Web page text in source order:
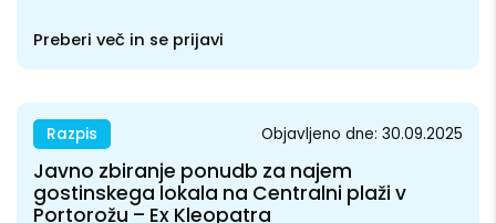
Preberi več in se prijavi
Razpis Objavljeno dne: 30.09.2025
Javno zbiranje ponudb za najem
gostinskega lokala na Centralni plaži v
Portorožu – Ex Kleopatra